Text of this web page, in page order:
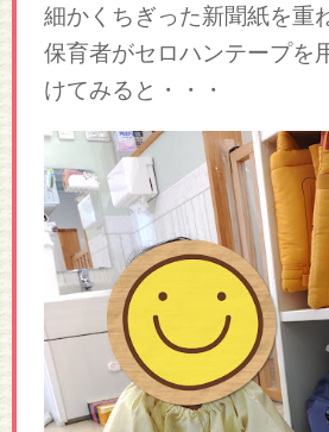
細かくちぎった新聞紙を重
保育者がセロハンテープを
けてみると・・・